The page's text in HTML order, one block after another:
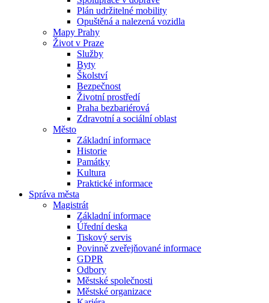
Plán udržitelné mobility
Opuštěná a nalezená vozidla
Mapy Prahy
Život v Praze
Služby
Byty
Školství
Bezpečnost
Životní prostředí
Praha bezbariérová
Zdravotní a sociální oblast
Město
Základní informace
Historie
Památky
Kultura
Praktické informace
Správa města
Magistrát
Základní informace
Úřední deska
Tiskový servis
Povinně zveřejňované informace
GDPR
Odbory
Městské společnosti
Městské organizace